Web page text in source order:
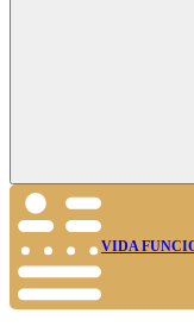
VIDA